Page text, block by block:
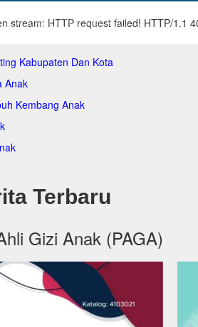
stream: HTTP request failed! HTTP/1.1
Kabupaten Dan Kota
Anak
Kembang Anak
Terbaru
Gizi Anak (PAGA)